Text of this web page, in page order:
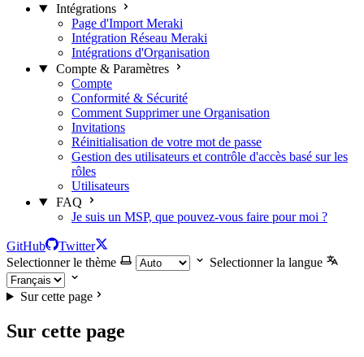
Intégrations
Page d'Import Meraki
Intégration Réseau Meraki
Intégrations d'Organisation
Compte & Paramètres
Compte
Conformité & Sécurité
Comment Supprimer une Organisation
Invitations
Réinitialisation de votre mot de passe
Gestion des utilisateurs et contrôle d'accès basé sur les
rôles
Utilisateurs
FAQ
Je suis un MSP, que pouvez-vous faire pour moi ?
GitHub
Twitter
Selectionner le thème
Selectionner la langue
Sur cette page
Sur cette page